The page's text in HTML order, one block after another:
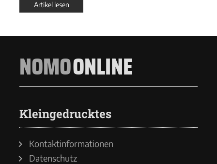
Artikel lesen
NOMOONLINE
Kleingedrucktes
Kontaktinformationen
Datenschutz